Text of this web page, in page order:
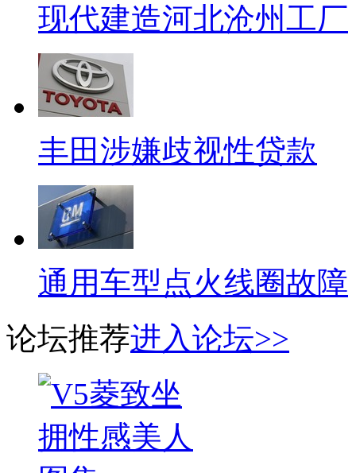
现代建造河北沧州工厂
丰田涉嫌歧视性贷款
通用车型点火线圈故障
论坛推荐进入论坛>>